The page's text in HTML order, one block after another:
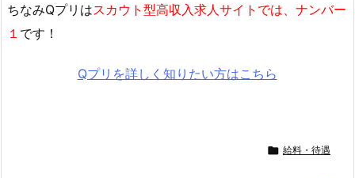
ちなみQプリはスカウト型高収入求人サイトでは、ナンバー
１ です！
Qプリを詳しく知りたい方はこちら
 給料・待遇